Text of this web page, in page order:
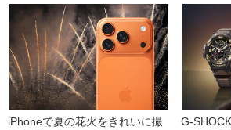
iPhoneで夏の花火をきれいに撮
G-